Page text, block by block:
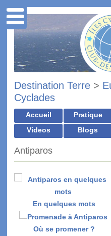
Destination Terre >
Cyclades
Accueil Pratique
Videos
Blogs
Antiparos
En quelques mots
Où se promener ?